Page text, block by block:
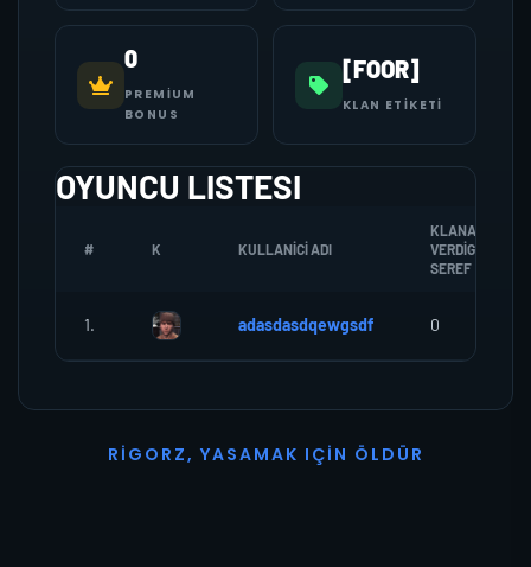
0
PREMIUM
BONUS
[FOOR]
KLAN ETIKETI
OYUNCU LISTESI
# K KULLANICI ADI
KLANA
VERDIGI
SEREF
1. adasdasdqewgsdf 0
R I G O R Z, YASAMAK I ÇI N Ö L D Ü R